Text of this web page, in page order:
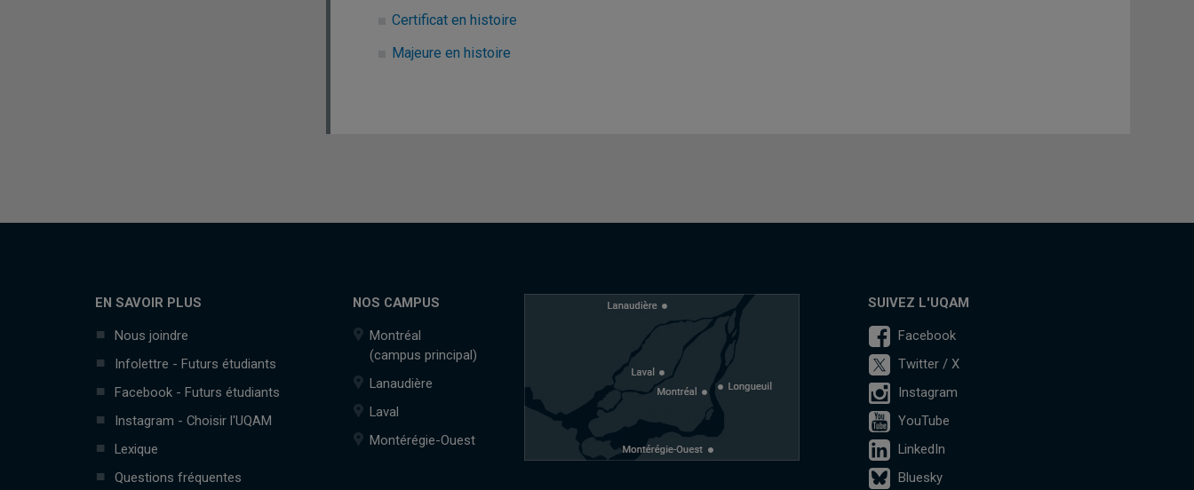
Certificat en histoire
Majeure en histoire
EN SAVOIR PLUS
Nous joindre
Infolettre - Futurs étudiants
Facebook - Futurs étudiants
Instagram - Choisir l'UQAM
Lexique
Questions fréquentes
NOS CAMPUS
Montréal
(campus principal)
Lanaudière
Laval
Montérégie-Ouest
SUIVEZ L'UQAM
Facebook
Twitter / X
Instagram
YouTube
LinkedIn
Bluesky